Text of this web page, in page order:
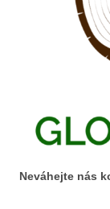
Neváhejte nás